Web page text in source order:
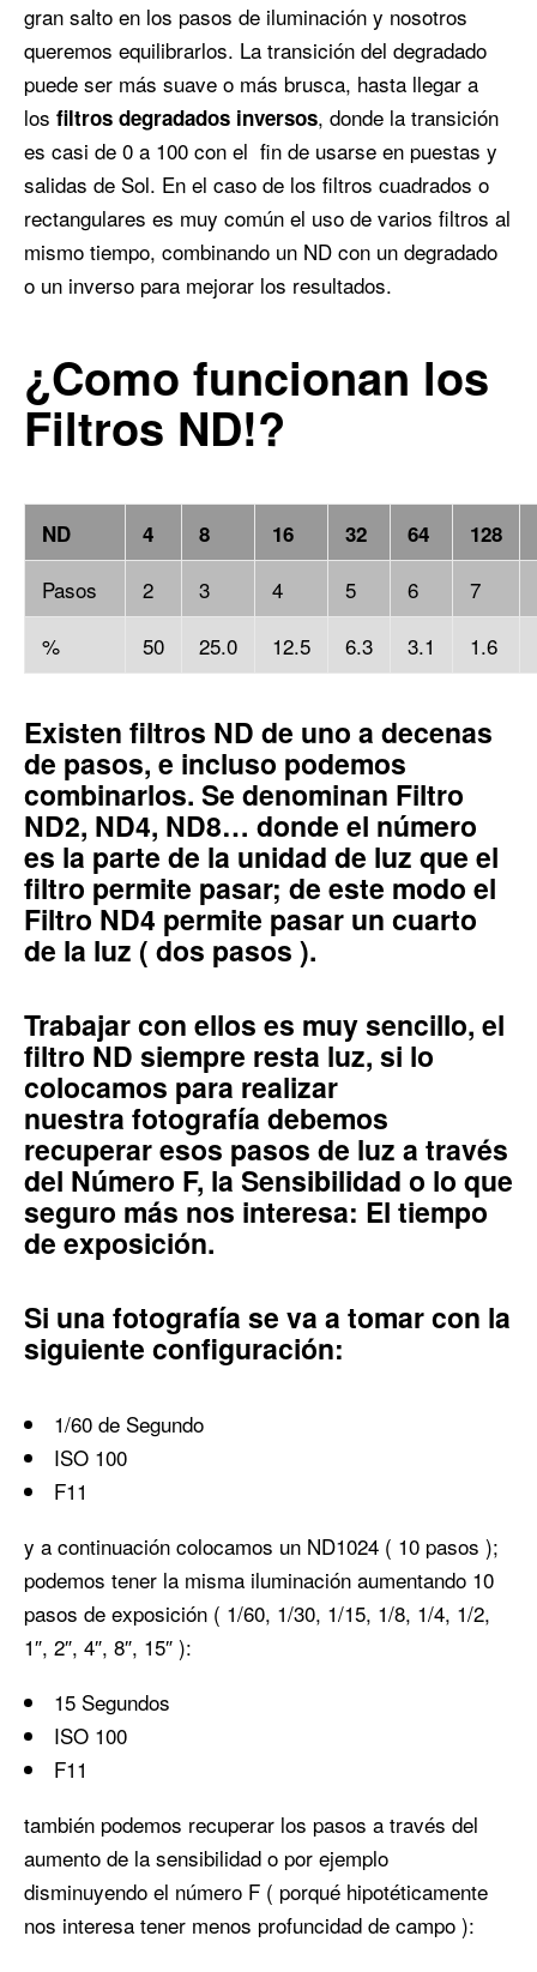
gran salto en los pasos de iluminación y nosotros
queremos equilibrarlos. La transición del degradado
puede ser más suave o más brusca, hasta llegar a
los filtros degradados inversos, donde la transición
es casi de 0 a 100 con el fin de usarse en puestas y
salidas de Sol. En el caso de los filtros cuadrados o
rectangulares es muy común el uso de varios filtros al
mismo tiempo, combinando un ND con un degradado
o un inverso para mejorar los resultados.
¿Como funcionan los
Filtros ND!?
ND 4 8 16 32 64 128
Pasos 2 3 4 5 6
7
%
50 25.0 12.5 6.3 3.1 1.6
Existen filtros ND de uno a decenas
de pasos, e incluso podemos
combinarlos. Se denominan Filtro
ND2, ND4, ND8… donde el número
es la parte de la unidad de luz que el
filtro permite pasar; de este modo el
Filtro ND4 permite pasar un cuarto
de la luz ( dos pasos ).
Trabajar con ellos es muy sencillo, el
filtro ND siempre resta luz, si lo
colocamos para realizar
nuestra fotografía debemos
recuperar esos pasos de luz a través
del Número F, la Sensibilidad o lo que
seguro más nos interesa: El tiempo
de exposición.
Si una fotografía se va a tomar con la
siguiente configuración:
1/60 de Segundo
ISO 100
F11
y a continuación colocamos un ND1024 ( 10 pasos );
podemos tener la misma iluminación aumentando 10
pasos de exposición ( 1/60, 1/30, 1/15, 1/8, 1/4, 1/2,
1″, 2″, 4″, 8″, 15″ ):
15 Segundos
ISO 100
F11
también podemos recuperar los pasos a través del
aumento de la sensibilidad o por ejemplo
disminuyendo el número F ( porqué hipotéticamente
nos interesa tener menos profuncidad de campo ):